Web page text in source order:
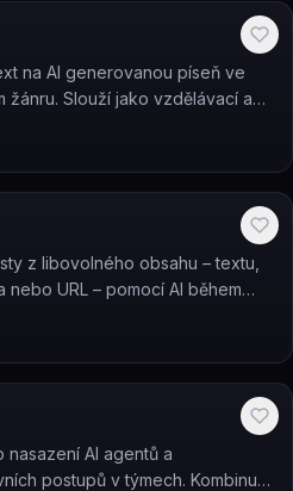
na AI generovanou píseň ve
žánru. Slouží jako vzdělávací a
osoby s dyslexií, ADHD,
z libovolného obsahu – textu,
nebo URL – pomocí AI během
AI agentů a
postupů v týmech. Kombinuje